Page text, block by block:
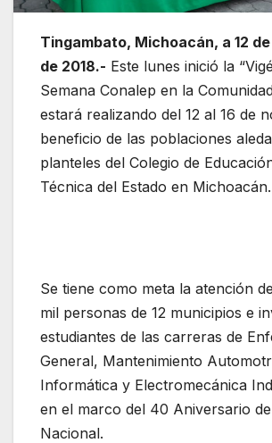
Tingambato, Michoacán, a 12
de 2018.- Este lunes inició la
Semana Conalep en la
estará realizando del 12 al 16 de
beneficio de las poblaciones
planteles del Colegio de
Técnica del Estado en Michoacán.
Se tiene como meta la atención
mil personas de 12 municipios e
estudiantes de las carreras de
General, Mantenimiento
Informática y Electromecánica
en el marco del 40 Aniversario
Nacional.